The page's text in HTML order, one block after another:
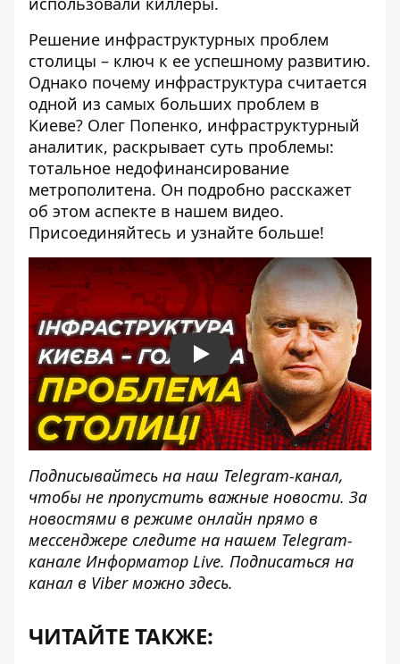
Решение инфраструктурных проблем
столицы – ключ к ее успешному развитию.
Однако почему инфраструктура считается
одной из самых больших проблем в
Киеве? Олег Попенко, инфраструктурный
аналитик, раскрывает суть проблемы:
тотальное недофинансирование
метрополитена. Он подробно расскажет
об этом аспекте в нашем видео.
Присоединяйтесь и узнайте больше!
Play
Подписывайтесь на наш Telegram-канал,
чтобы не пропустить важные новости. За
новостями в режиме онлайн прямо в
мессенджере следите на нашем Telegram-
канале Информатор Live. Подписаться на
канал в Viber можно здесь.
ЧИТАЙТЕ ТАКЖЕ: